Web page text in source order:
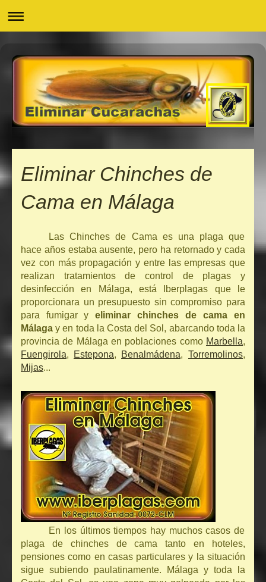
Eliminar Chinches de
Cama en Málaga
Las Chinches de Cama es una plaga que
hace años estaba ausente, pero ha retornado y cada
vez con más propagación y entre las empresas que
realizan tratamientos de control de plagas y
desinfección en Málaga, está Iberplagas que le
proporcionara un presupuesto sin compromiso para
para fumigar y eliminar chinches de cama en
Málaga y en toda la Costa del Sol, abarcando toda la
provincia de Málaga en poblaciones como Marbella,
Fuengirola, Estepona, Benalmádena, Torremolinos,
Mijas...
En los últimos tiempos hay muchos casos de
plaga de chinches de cama tanto en hoteles,
pensiones como en casas particulares y la situación
sigue subiendo paulatinamente. Málaga y toda la